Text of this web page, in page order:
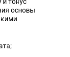
основы